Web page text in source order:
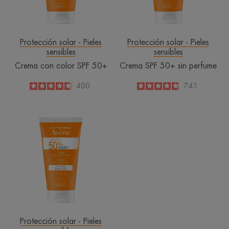
Protección solar - Pieles
sensibles
Crema con color SPF 50+
4.6
/
5
400
Protección solar - Pieles
sensibles
Crema SPF 50+ sin perfume
4.8
/
5
743
SPF
50+
Protección solar - Pieles